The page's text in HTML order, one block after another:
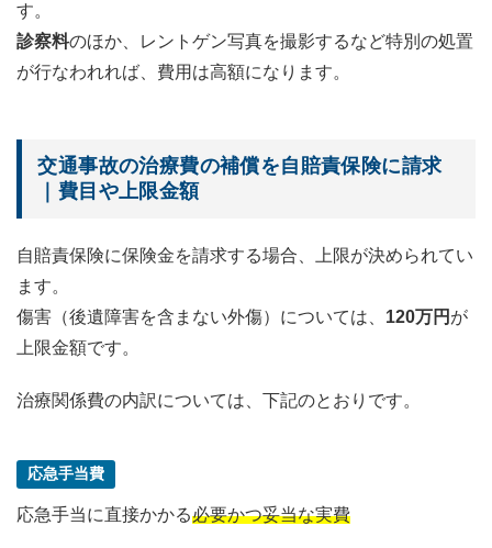
す。
診察料のほか、レントゲン写真を撮影するなど特別の処置
が行なわれれば、費用は高額になります。
交通事故の治療費の補償を自賠責保険に請求
｜費目や上限金額
自賠責保険に保険金を請求する場合、上限が決められてい
ます。
傷害（後遺障害を含まない外傷）については、 120万円 が
上限金額です。
治療関係費の内訳については、下記のとおりです。
応急手当費
応急手当に直接かかる必要かつ妥当な実費